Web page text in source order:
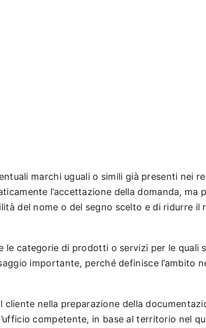
marchi uguali o simili già presenti nei
l’accettazione della domanda, ma
del nome o del segno scelto e di ridurre il
le categorie di prodotti o servizi per le quali
importante, perché definisce l’ambito
nella preparazione della
competente, in base al territorio nel